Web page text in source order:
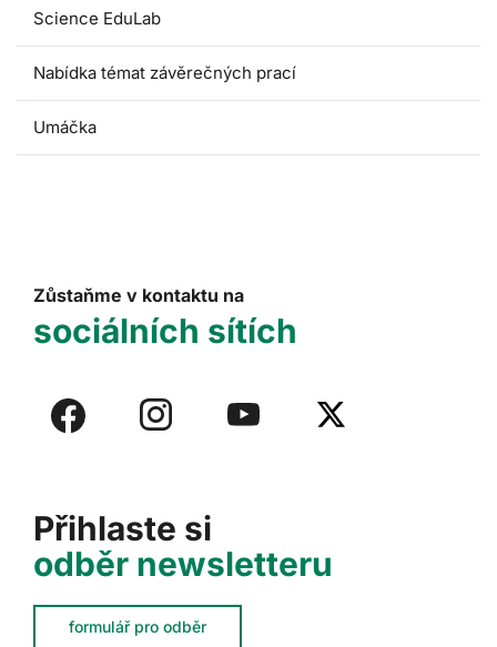
Science EduLab
Nabídka témat závěrečných prací
Umáčka
Přihlaste si
odběr newsletteru
formulář pro odběr
Zůstaňme v kontaktu na
sociálních sítích